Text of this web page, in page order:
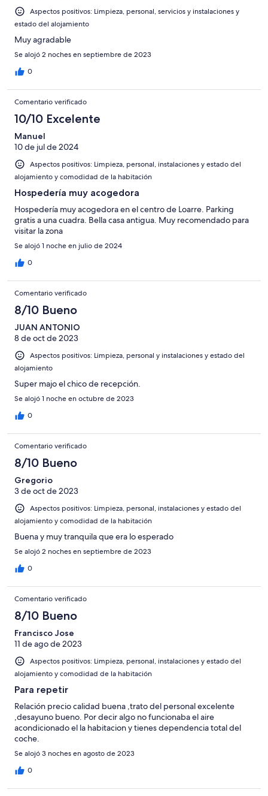
Aspectos positivos: Limpieza, personal, servicios y instalaciones y
estado del alojamiento
Muy agradable
Se alojó 2 noches en septiembre de 2023
0
Comentario verificado
10/10 Excelente
Manuel
10 de jul de 2024
Aspectos positivos: Limpieza, personal, instalaciones y estado del
alojamiento y comodidad de la habitación
Hospedería muy acogedora
Hospedería muy acogedora en el centro de Loarre. Parking
gratis a una cuadra. Bella casa antigua. Muy recomendado para
visitar la zona
Se alojó 1 noche en julio de 2024
0
Comentario verificado
8/10 Bueno
JUAN ANTONIO
8 de oct de 2023
Aspectos positivos: Limpieza, personal y instalaciones y estado del
alojamiento
Super majo el chico de recepción.
Se alojó 1 noche en octubre de 2023
0
Comentario verificado
8/10 Bueno
Gregorio
3 de oct de 2023
Aspectos positivos: Limpieza, personal, instalaciones y estado del
alojamiento y comodidad de la habitación
Buena y muy tranquila que era lo esperado
Se alojó 2 noches en septiembre de 2023
0
Comentario verificado
8/10 Bueno
Francisco Jose
11 de ago de 2023
Aspectos positivos: Limpieza, personal, instalaciones y estado del
alojamiento y comodidad de la habitación
Para repetir
Relación precio calidad buena ,trato del personal excelente
,desayuno bueno. Por decir algo no funcionaba el aire
acondicionado el la habitacion y tienes dependencia total del
coche.
Se alojó 3 noches en agosto de 2023
0